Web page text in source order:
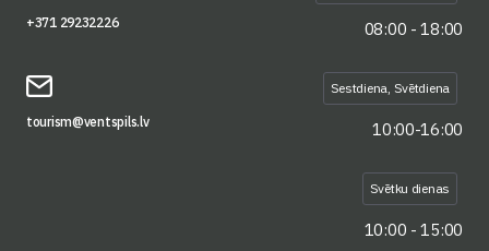
+371 29232226
tourism@ventspils.lv
08:00 - 18:00
Sestdiena, Svētdiena
10:00-16:00
Svētku dienas
10:00 - 15:00